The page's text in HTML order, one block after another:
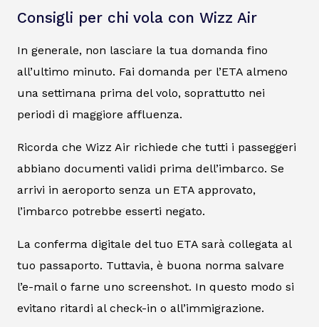
Consigli per chi vola con Wizz Air
In generale, non lasciare la tua domanda fino
all’ultimo minuto. Fai domanda per l’ETA almeno
una settimana prima del volo, soprattutto nei
periodi di maggiore affluenza.
Ricorda che Wizz Air richiede che tutti i passeggeri
abbiano documenti validi prima dell’imbarco. Se
arrivi in aeroporto senza un ETA approvato,
l’imbarco potrebbe esserti negato.
La conferma digitale del tuo ETA sarà collegata al
tuo passaporto. Tuttavia, è buona norma salvare
l’e-mail o farne uno screenshot. In questo modo si
evitano ritardi al check-in o all’immigrazione.